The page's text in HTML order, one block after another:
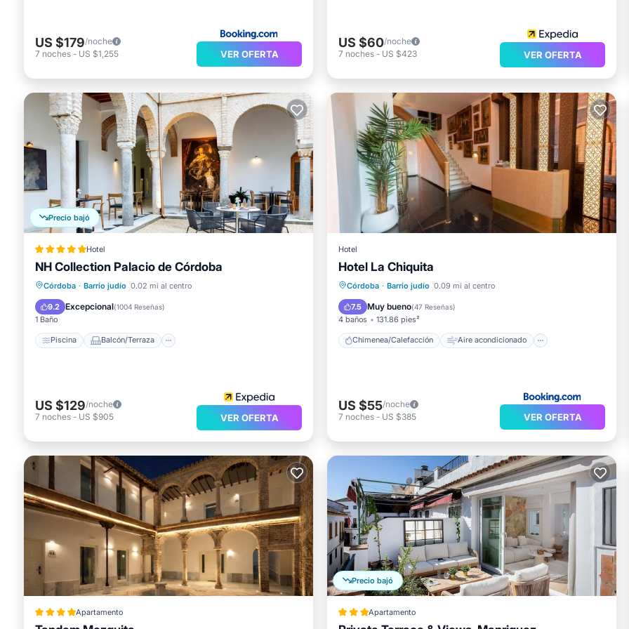
US $179/noche
7 noches - US $1,255 VER OFERTA
US $60/noche
7 noches - US $423 VER OFERTA
Precio bajó
Hotel
NH Collection Palacio de Córdoba
Córdoba · Barrio judío 0.02 mi al centro
9.2 Excepcional(1004 Reseñas)
1 Baño
Piscina Balcón/Terraza
Piscina Balcón/Terraza
Cocina
US $129/noche
7 noches - US $905 VER OFERTA
Hotel
Hotel La Chiquita
Córdoba · Barrio judío 0.09 mi al centro
7.5 Muy bueno(47 Reseñas)
4 baños 131.86 pies²
Chimenea/Calefacción Aire acondicionado
Chimenea/Calefacción
Aire acondicionado
Internet
Deportes/Actividades
US $55/noche
7 noches - US $385 VER OFERTA
Apartamento
Precio bajó
Apartamento